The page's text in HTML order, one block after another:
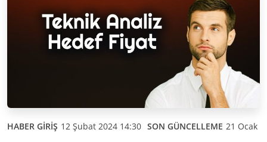
HABER GİRİŞ 12 Şubat 2024 14:30 SON GÜNCELLEME 21 Ocak